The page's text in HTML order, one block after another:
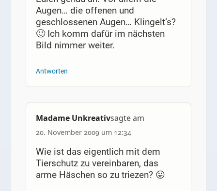
Augen… die offenen und
geschlossenen Augen… Klingelt’s?
🙂 Ich komm dafür im nächsten
Bild nimmer weiter.
Antworten
Madame Unkreativsagte am
20. November 2009 um 12:34
Wie ist das eigentlich mit dem
Tierschutz zu vereinbaren, das
arme Häschen so zu triezen? 😛